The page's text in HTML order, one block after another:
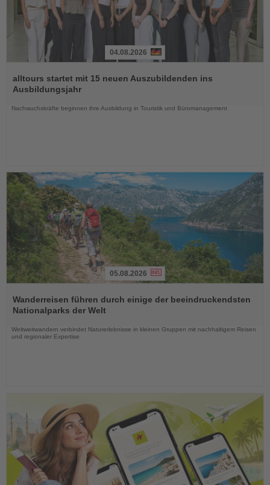
Sie
die
04.08.2026
alltours startet mit 15 neuen Auszubildenden ins
Ausbildungsjahr
Nachwuchskräfte beginnen ihre Ausbildung in Touristik und Büromanagement
Sie
die
Nachrichten
05.08.2026
Wanderreisen führen durch einige der beeindruckendsten
Nationalparks der Welt
Weltweitwandern verbindet Naturerlebnisse in kleinen Gruppen mit nachhaltigem Reisen
und regionaler Expertise